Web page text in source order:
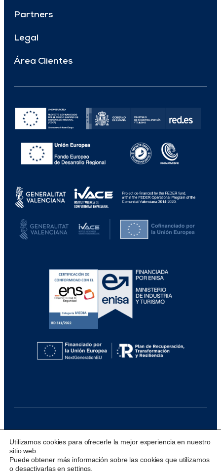
Partners
Legal
Área Clientes
@ 2026 Visualfy
Design & development: acceseo
Utilizamos cookies para ofrecerle la mejor experiencia en nuestro
sitio web.
Puede obtener más información sobre las cookies que utilizamos
o desactivarlas ensettings